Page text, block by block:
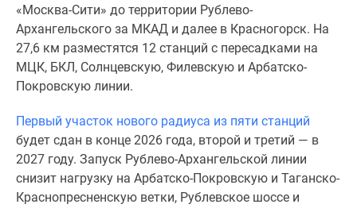
комнатные
комнатные
Квартиры
Ипотечный
калькулятор
Семейная
ипотека
Военная
«Москва-Сити» до территории Рублево-
Архангельского за МКАД и далее в Красногорск. На
27,6 км разместятся 12 станций с пересадками на
МЦК, БКЛ, Солнцевскую, Филевскую и Арбатско-
Покровскую линии.
Первый участок нового радиуса из пяти станций
будет сдан в конце 2026 года, второй и третий — в
2027 году. Запуск Рублево-Архангельской линии
снизит нагрузку на Арбатско-Покровскую и Таганско-
Краснопресненскую ветки, Рублевское шоссе и